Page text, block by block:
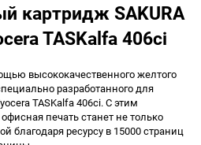
картридж SAKURA
TASKalfa 406ci
высококачественного желтого
разработанного для
TASKalfa 406ci. С этим
печать станет не только
благодаря ресурсу в 15000 страниц